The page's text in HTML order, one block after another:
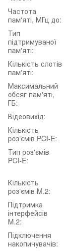
Частота
пам'яті, МГц до:
Тип
підтримуваної
пам'яті:
Кількість слотів
пам'яті:
Максимальний
обсяг пам'яті,
ГБ:
Відеовихід:
Кількість
роз'ємів PCI-E:
Тип роз'ємів
PCI-E:
Кількість
роз'ємів M.2:
Підтримка
інтерфейсів
M.2:
Підключення
накопичувачів: